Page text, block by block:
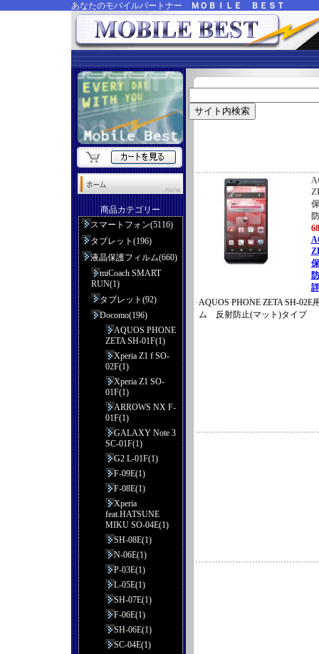
あなたのモバイルパートナー ＭＯＢＩＬＥ ＢＥＳＴ
AQUOS PHONE ZETA SH-02E
ム 反射防止(マット)タイプ
商品カテゴリー
スマートフォン(5116)
タブレット(196)
液晶保護フィルム(660)
miCoach SMART
RUN(1)
タブレット(92)
Docomo(196)
AQUOS PHONE
ZETA SH-01F(1)
Xperia Z1 f SO-
02F(1)
Xperia Z1 SO-
01F(1)
ARROWS NX F-
01F(1)
GALAXY Note 3
SC-01F(1)
G2 L-01F(1)
F-09E(1)
F-08E(1)
Xperia
feat.HATSUNE
MIKU SO-04E(1)
SH-08E(1)
N-06E(1)
P-03E(1)
L-05E(1)
SH-07E(1)
F-06E(1)
SH-06E(1)
SC-04E(1)